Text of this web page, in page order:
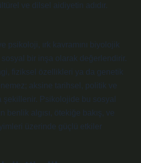
ve dilsel aidiyetin adıdır.
psikoloji, ırk kavramını biyolojik
bir inşa olarak değerlendirir.
fiziksel özellikleri ya da genetik
aksine tarihsel, politik ve
şekillenir. Psikolojide bu sosyal
benlik algısı, ötekiğe bakış, ve
üzerinde güçlü etkiler